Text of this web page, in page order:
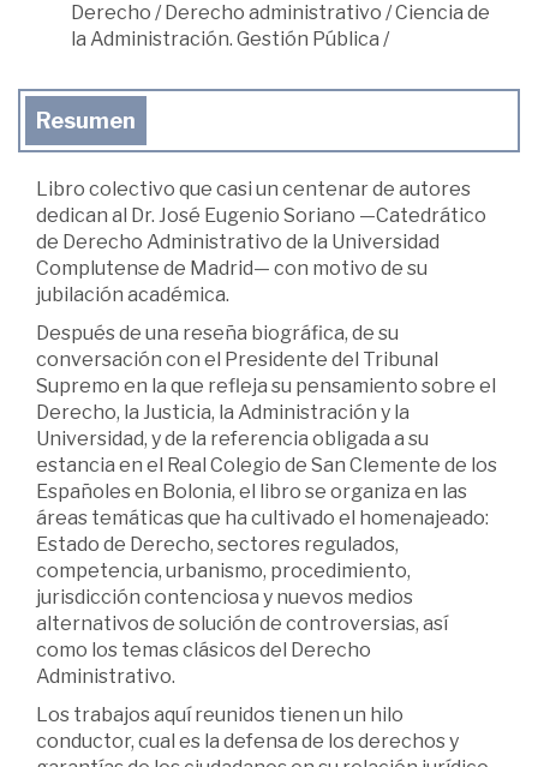
Derecho / Derecho administrativo /Ciencia de
la Administración. Gestión Pública /
Resumen
Libro colectivo que casi un centenar de autores
dedican al Dr. José Eugenio Soriano —Catedrático
de Derecho Administrativo de la Universidad
Complutense de Madrid— con motivo de su
jubilación académica.
Después de una reseña biográfica, de su
conversación con el Presidente del Tribunal
Supremo en la que refleja su pensamiento sobre el
Derecho, la Justicia, la Administración y la
Universidad, y de la referencia obligada a su
estancia en el Real Colegio de San Clemente de los
Españoles en Bolonia, el libro se organiza en las
áreas temáticas que ha cultivado el homenajeado:
Estado de Derecho, sectores regulados,
competencia, urbanismo, procedimiento,
jurisdicción contenciosa y nuevos medios
alternativos de solución de controversias, así
como los temas clásicos del Derecho
Administrativo.
Los trabajos aquí reunidos tienen un hilo
conductor, cual es la defensa de los derechos y